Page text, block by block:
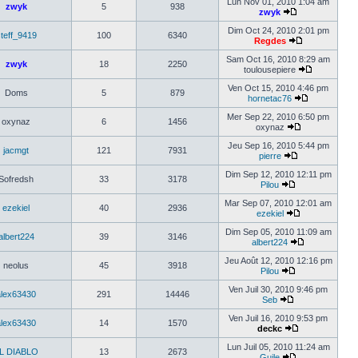
zwyk 5 938
zwyk
100 6340
Dim Oct 24, 2010 2:01 pm
Regdes
zwyk 18 2250
Sam Oct 16, 2010 8:29 am
toulousepiere
Doms 5 879
Ven Oct 15, 2010 4:46 pm
hornetac76
oxynaz 6 1456
Mer Sep 22, 2010 6:50 pm
oxynaz
jacmgt 121 7931
Jeu Sep 16, 2010 5:44 pm
pierre
33 3178
Dim Sep 12, 2010 12:11 pm
Pilou
ezekiel 40 2936
Mar Sep 07, 2010 12:01 am
ezekiel
39 3146
Dim Sep 05, 2010 11:09 am
albert224
neolus 45 3918
Jeu Août 12, 2010 12:16 pm
Pilou
291 14446
Ven Juil 30, 2010 9:46 pm
Seb
14 1570
Ven Juil 16, 2010 9:53 pm
deckc
DIABLO 13 2673
Lun Juil 05, 2010 11:24 am